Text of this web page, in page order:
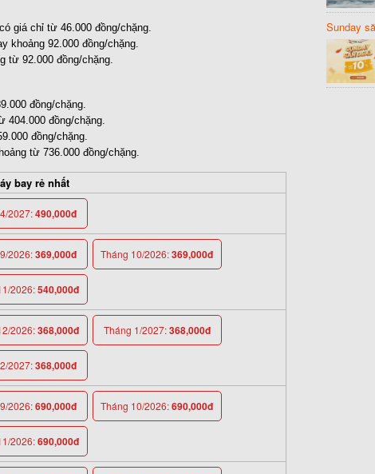
giá chỉ từ 46.000 đồng/chặng.
khoảng 92.000 đồng/chặng.
từ 92.000 đồng/chặng.
đồng/chặng.
404.000 đồng/chặng.
đồng/chặng.
từ 736.000 đồng/chặng.
bay rẻ nhất
2027:490,000đ
2026:369,000đ Tháng 10/2026:369,000đ
2026:540,000đ
2026:368,000đ Tháng 1/2027:368,000đ
2027:368,000đ
2026:690,000đ Tháng 10/2026:690,000đ
2026:690,000đ
Sunday